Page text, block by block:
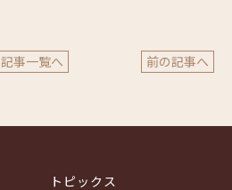
記事一覧へ 前の記事へ
トピックス